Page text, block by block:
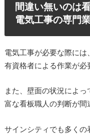
間違い無いのは
電気工事の専門
電気工事が必要な際には、
有資格者による作業が必
また、壁面の状況によ
富な看板職人の判断が間
サインシティでも多くの